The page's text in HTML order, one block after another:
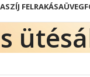
FELRAKÁSA